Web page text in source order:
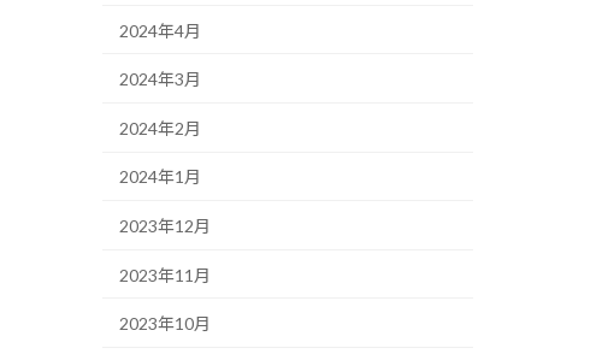
2024年4月
2024年3月
2024年2月
2024年1月
2023年12月
2023年11月
2023年10月